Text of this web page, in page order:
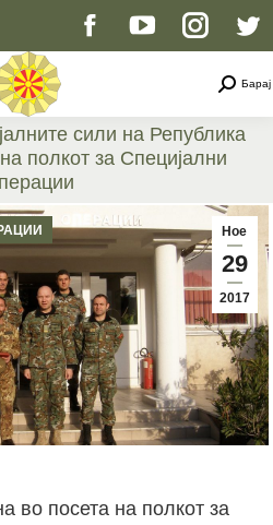
Facebook
opens
new
window
YouTube
opens
new
window
page
opens
new
window
Барај
сили на Република
полкот за Специјални
You are here:
Ное
29
2017
во посета на полкот за